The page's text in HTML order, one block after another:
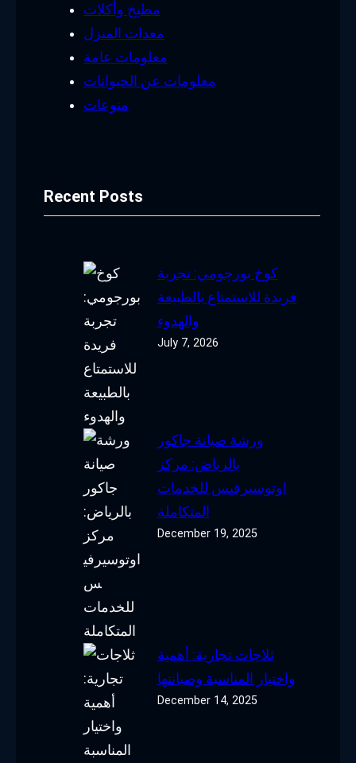
مطبخ وأكلات
معدات المنزل
معلومات عامة
معلومات عن الحيوانات
منوعات
Recent Posts
كوخ بورجومي: تجربة
فريدة للاستمتاع بالطبيعة
والهدوء
July 7, 2026
ورشة صيانة جاكور
بالرياض: مركز
اوتوسيرفيس للخدمات
المتكاملة
December 19, 2025
ثلاجات تجارية: أهمية
واختيار المناسبة وصيانتها
December 14, 2025